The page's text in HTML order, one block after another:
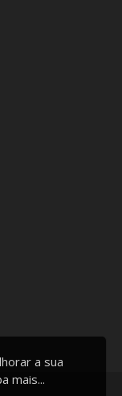
a sua
mais...